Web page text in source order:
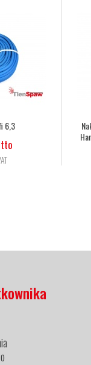
do palnika Harris 6290 2NX